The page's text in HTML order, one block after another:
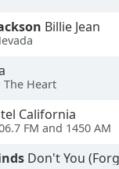
Billie Jean
The Heart
California
FM and 1450 AM
Don't You